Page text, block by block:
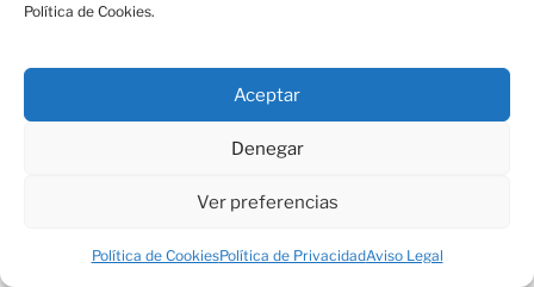
Política de Cookies.
Aceptar
Denegar
Ver preferencias
Política de CookiesPolítica de PrivacidadAviso Legal
Funciona gracias a WordPress